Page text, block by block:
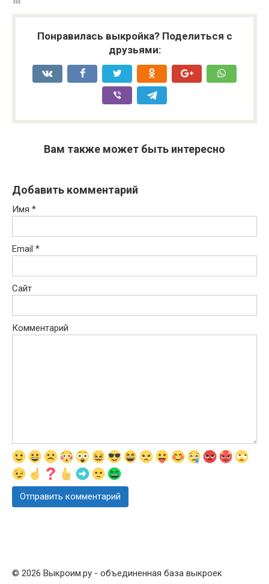
Понравилась выкройка? Поделиться с
друзьями:
Вам также может быть интересно
Добавить комментарий
Имя *
Email *
Сайт
Комментарий
© 2026 Выкроим.ру - объединенная база выкроек